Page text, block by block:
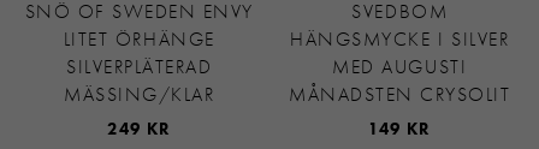
SNÖ OF SWEDEN ENVY
LITET ÖRHÄNGE
SILVERPLÄTERAD
MÄSSING/KLAR
249 KR
SVEDBOM
HÄNGSMYCKE I SILVER
MED AUGUSTI
MÅNADSTEN CRYSOLIT
149 KR